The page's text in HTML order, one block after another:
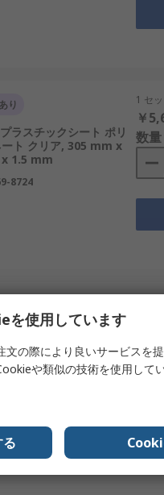
り
ラスチックシート ポリ
ート クリア, 305 mm x
1.5 mm
8724
1 セ
￥
数量
プラスチックシート 高密
レン 黒, 1 m x 500mm
を使用しています
の際により良いサービスを
や類似の技術を使用して